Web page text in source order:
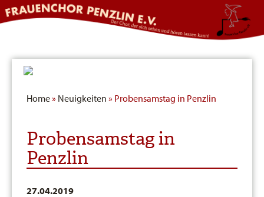
Home» Neuigkeiten » Probensamstag in Penzlin
Probensamstag in
Penzlin
27.04.2019